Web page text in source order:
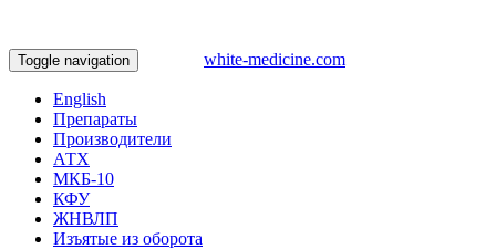
Toggle navigation white-medicine.com
English
Препараты
Производители
АТХ
МКБ-10
КФУ
ЖНВЛП
Изъятые из оборота